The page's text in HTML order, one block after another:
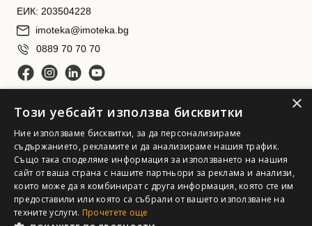
ЕИК: 203504228
imoteka@imoteka.bg
0889 70 70 70
Имотека АД. Всички права запазени
×
Този уебсайт използва бисквитки
Ние използваме бисквитки, за да персонализираме
съдържанието, рекламите и да анализираме нашия трафик.
Също така споделяме информация за използването на нашия
сайт от ваша страна с нашите партньори за реклама и анализи,
които може да я комбинират с друга информация, която сте им
предоставили или която са събрали от вашето използване на
техните услуги. Прочетете още